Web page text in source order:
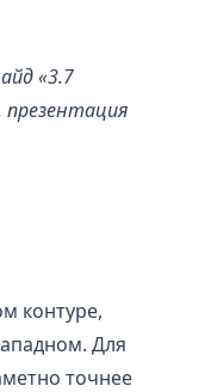
«3.7
презентация
контуре,
Для
точнее